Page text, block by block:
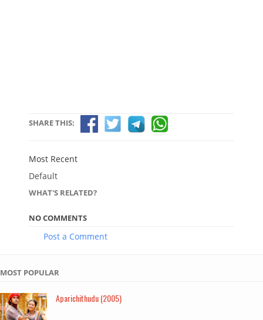
SHARE THIS:
Most Recent
Default
WHAT'S RELATED?
NO COMMENTS
Post a Comment
MOST POPULAR
Aparichithudu (2005)